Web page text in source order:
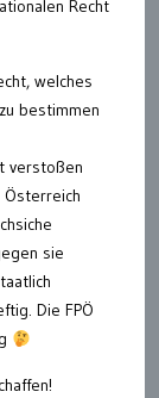
Recht
welches
bestimmen
verstoßen
Österreich
sie
Die FPÖ